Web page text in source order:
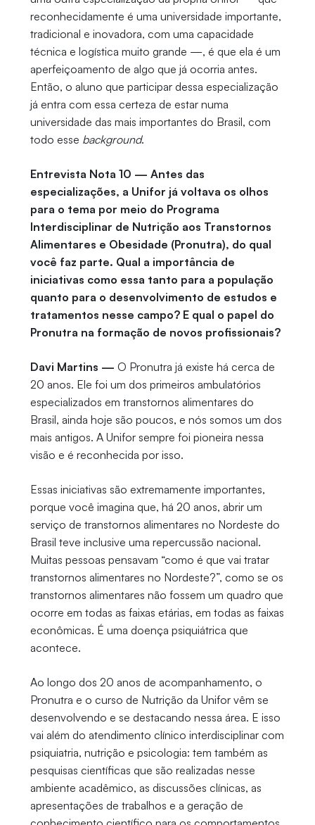
reconhecidamente é uma universidade importante,
tradicional e inovadora, com uma capacidade
técnica e logística muito grande —, é que ela é um
aperfeiçoamento de algo que já ocorria antes.
Então, o aluno que participar dessa especialização
já entra com essa certeza de estar numa
universidade das mais importantes do Brasil, com
todo esse background.
Entrevista Nota 10 — Antes das
especializações, a Unifor já voltava os olhos
para o tema por meio do Programa
Interdisciplinar de Nutrição aos Transtornos
Alimentares e Obesidade (Pronutra), do qual
você faz parte. Qual a importância de
iniciativas como essa tanto para a população
quanto para o desenvolvimento de estudos e
tratamentos nesse campo? E qual o papel do
Pronutra na formação de novos profissionais?
Davi Martins — O Pronutra já existe há cerca de
20 anos. Ele foi um dos primeiros ambulatórios
especializados em transtornos alimentares do
Brasil, ainda hoje são poucos, e nós somos um dos
mais antigos. A Unifor sempre foi pioneira nessa
visão e é reconhecida por isso.
Essas iniciativas são extremamente importantes,
porque você imagina que, há 20 anos, abrir um
serviço de transtornos alimentares no Nordeste do
Brasil teve inclusive uma repercussão nacional.
Muitas pessoas pensavam “como é que vai tratar
transtornos alimentares no Nordeste?”, como se os
transtornos alimentares não fossem um quadro que
ocorre em todas as faixas etárias, em todas as faixas
econômicas. É uma doença psiquiátrica que
acontece.
Ao longo dos 20 anos de acompanhamento, o
Pronutra e o curso de Nutrição da Unifor vêm se
desenvolvendo e se destacando nessa área. E isso
vai além do atendimento clínico interdisciplinar com
psiquiatria, nutrição e psicologia: tem também as
pesquisas científicas que são realizadas nesse
ambiente acadêmico, as discussões clínicas, as
apresentações de trabalhos e a geração de